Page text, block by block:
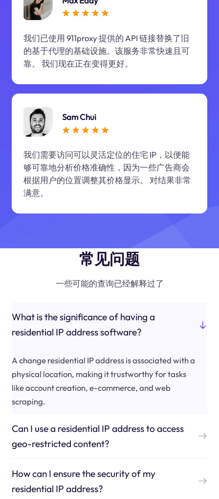
我们已使用 911proxy 提供的 API 链接替换了旧
的基于代理的基础设施。该服务非常快速且可
靠。 我们现在正在变得更好。
Sam Chui
我们需要访问可以灵活定位的住宅 IP，以便能
够可靠地分析价格准确性，因为一些广告商会
根据用户的位置调整其价格显示。 对结果非常
满意。
常见问题
一些可能的查询已经解释过了
What is the significance of having a
residential IP address software?
A change residential IP address is associated with a
physical location, making it trustworthy for tasks
like account creation, e-commerce, and web
scraping.
Can I use a residential IP address to access
geo-restricted content?
How can I ensure the security of my
residential IP address?